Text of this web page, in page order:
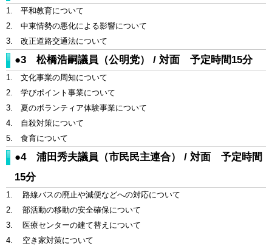
1. 平和教育について
2. 中東情勢の悪化による影響について
3. 改正道路交通法について
●3 松橋浩嗣議員（公明党） / 対面 予定時間15分
1. 文化事業の周知について
2. 学びポイント事業について
3. 夏のボランティア体験事業について
4. 自殺対策について
5. 食育について
●4 浦田秀夫議員（市民民主連合） / 対面 予定時間
15分
1. 路線バスの廃止や減便などへの対応について
2. 部活動の移動の安全確保について
3. 医療センターの建て替えについて
4. 空き家対策について